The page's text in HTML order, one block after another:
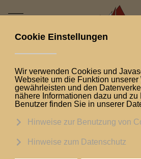
Mobile Menu Toggle
Allgemeine
en für